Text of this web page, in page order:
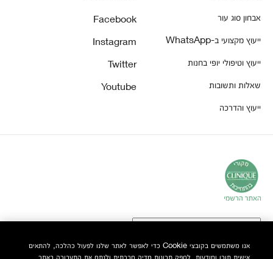
אבחון סוג עור
ייעוץ מקצועי ב-WhatsApp
ייעוץ וטיפולי יופי בחנות
שאלות ותשובות
ייעוץ והדרכה
Facebook
Instagram
Twitter
Youtube
אנו משתמשים בקובצי Cookie כדי לאפשר לאתר שלנו לפעול כהלכה, להתאים
אישית תוכן ומודעות, לספק תכונות מדיה חברתית ולנתח את התעבורה באתר.